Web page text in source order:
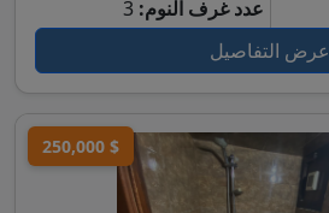
عدد غرف النوم:
عرض التفاصيل
250,000 $